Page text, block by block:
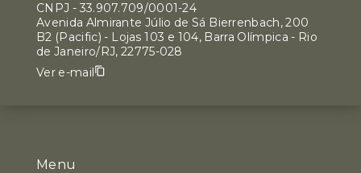
Menu
CNPJ - 33.907.709/0001-24
Avenida Almirante Júlio de Sá Bierrenbach, 200
B2 (Pacific) - Lojas 103 e 104, Barra Olímpica - Rio
de Janeiro/RJ, 22775-028
Ver e-mail